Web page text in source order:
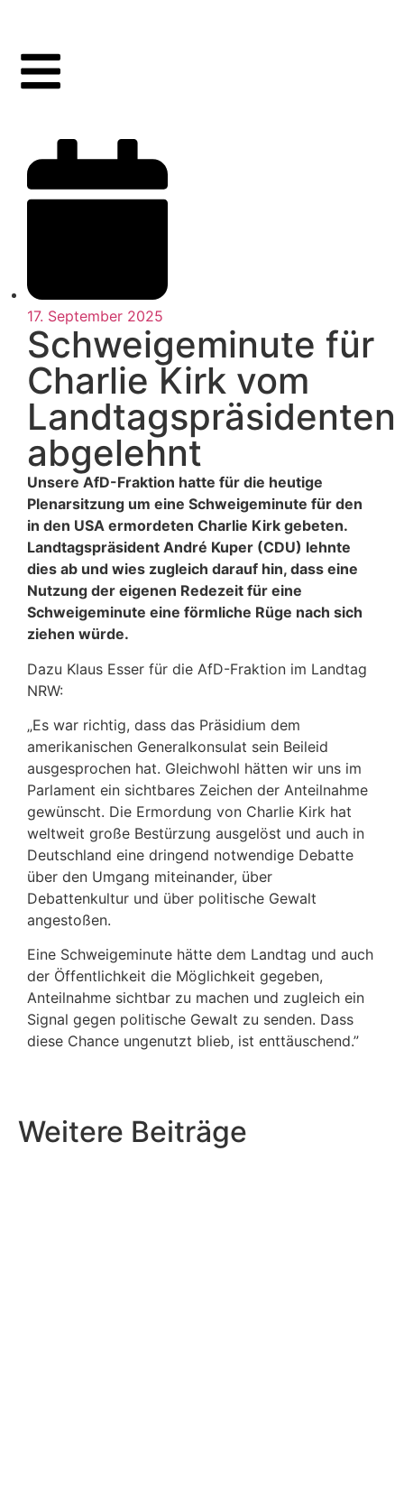
17. September 2025
Schweigeminute für
Charlie Kirk vom
Landtagspräsidenten
abgelehnt
Unsere AfD-Fraktion hatte für die heutige
Plenarsitzung um eine Schweigeminute für den
in den USA ermordeten Charlie Kirk gebeten.
Landtagspräsident André Kuper (CDU) lehnte
dies ab und wies zugleich darauf hin, dass eine
Nutzung der eigenen Redezeit für eine
Schweigeminute eine förmliche Rüge nach sich
ziehen würde.
Dazu Klaus Esser für die AfD-Fraktion im Landtag
NRW:
„Es war richtig, dass das Präsidium dem
amerikanischen Generalkonsulat sein Beileid
ausgesprochen hat. Gleichwohl hätten wir uns im
Parlament ein sichtbares Zeichen der Anteilnahme
gewünscht. Die Ermordung von Charlie Kirk hat
weltweit große Bestürzung ausgelöst und auch in
Deutschland eine dringend notwendige Debatte
über den Umgang miteinander, über
Debattenkultur und über politische Gewalt
angestoßen.
Eine Schweigeminute hätte dem Landtag und auch
der Öffentlichkeit die Möglichkeit gegeben,
Anteilnahme sichtbar zu machen und zugleich ein
Signal gegen politische Gewalt zu senden. Dass
diese Chance ungenutzt blieb, ist enttäuschend.”
Weitere Beiträge